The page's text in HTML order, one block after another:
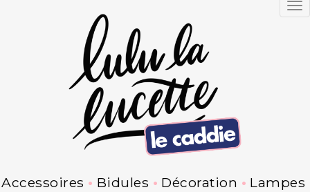
Accessoires Bidules Décoration
Lampes